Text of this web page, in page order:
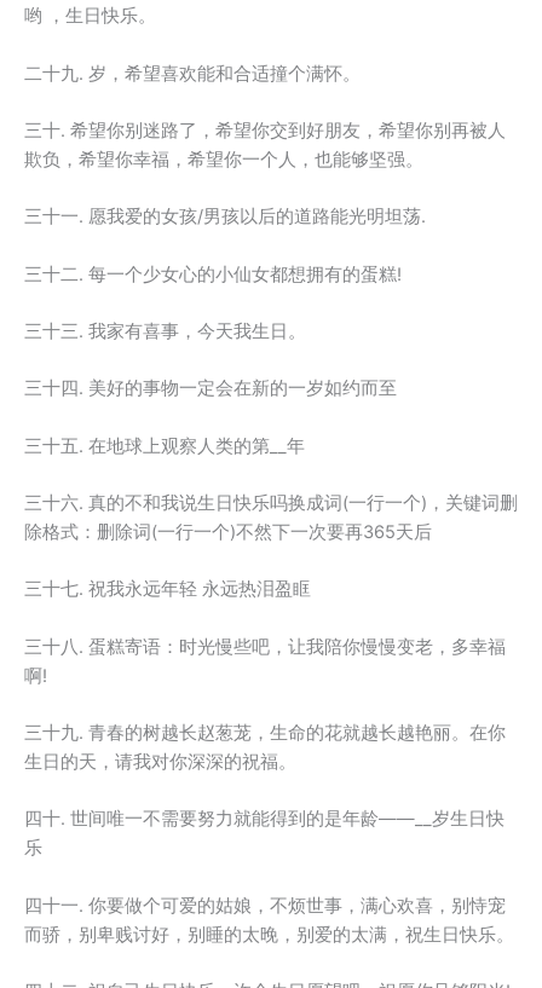
哟 ，生日快乐。
二十九. 岁，希望喜欢能和合适撞个满怀。
三十. 希望你别迷路了，希望你交到好朋友，希望你别再被人
欺负，希望你幸福，希望你一个人，也能够坚强。
三十一. 愿我爱的女孩/男孩以后的道路能光明坦荡.
三十二. 每一个少女心的小仙女都想拥有的蛋糕!
三十三. 我家有喜事，今天我生日。
三十四. 美好的事物一定会在新的一岁如约而至
三十五. 在地球上观察人类的第__年
三十六. 真的不和我说生日快乐吗换成词(一行一个)，关键词删
除格式：删除词(一行一个)不然下一次要再365天后
三十七. 祝我永远年轻 永远热泪盈眶
三十八. 蛋糕寄语：时光慢些吧，让我陪你慢慢变老，多幸福
啊!
三十九. 青春的树越长赵葱茏，生命的花就越长越艳丽。在你
生日的天，请我对你深深的祝福。
四十. 世间唯一不需要努力就能得到的是年龄——__岁生日快
乐
四十一. 你要做个可爱的姑娘，不烦世事，满心欢喜，别恃宠
而骄，别卑贱讨好，别睡的太晚，别爱的太满，祝生日快乐。